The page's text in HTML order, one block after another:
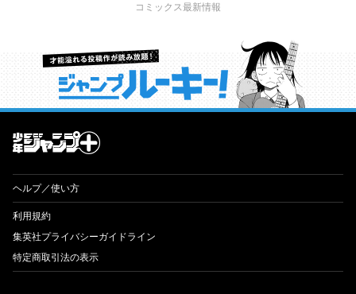
コミックス最新情報
才能溢れる投稿作が読み放題！ ジャンプルーキー！
ヘルプ／使い方
利用規約
集英社プライバシーガイドライン
特定商取引法の表示